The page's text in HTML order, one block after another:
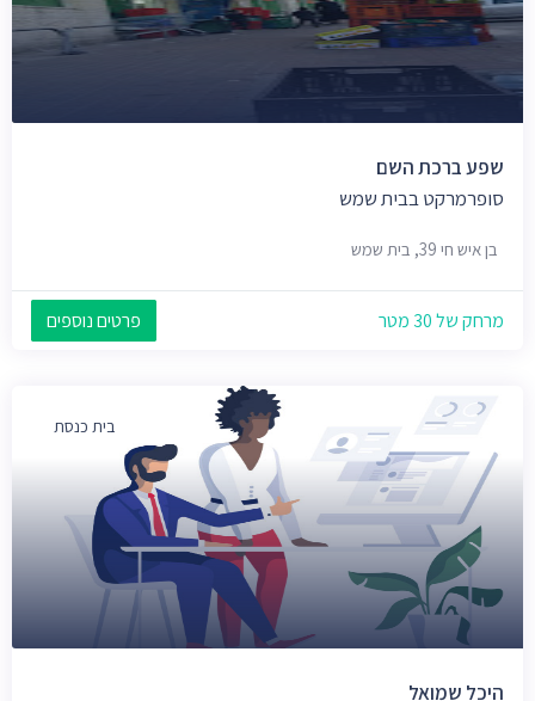
שפע ברכת השם
סופרמרקט בבית שמש
בן איש חי 39, בית שמש
מרחק של 30 מטר פרטים נוספים
בית כנסת
היכל שמואל